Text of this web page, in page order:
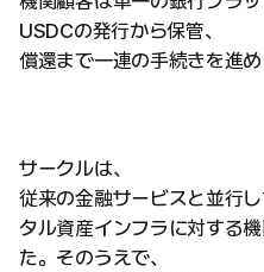
USDCの発行から保管、
償還まで一連の手続きを進め
サークルは、
従来の金融サービスと並行
タル資産インフラに対する
た。そのうえで、